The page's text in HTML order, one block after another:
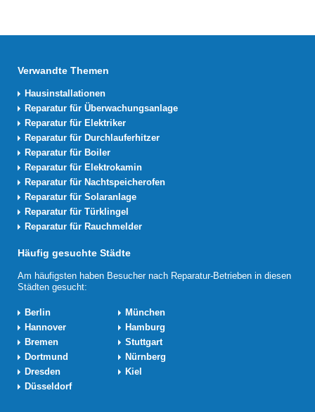
Verwandte Themen
Hausinstallationen
Reparatur für Überwachungsanlage
Reparatur für Elektriker
Reparatur für Durchlauferhitzer
Reparatur für Boiler
Reparatur für Elektrokamin
Reparatur für Nachtspeicherofen
Reparatur für Solaranlage
Reparatur für Türklingel
Reparatur für Rauchmelder
Häufig gesuchte Städte
Am häufigsten haben Besucher nach Reparatur-Betrieben in diesen
Städten gesucht:
Berlin
München
Hannover
Hamburg
Bremen
Stuttgart
Dortmund
Nürnberg
Dresden
Kiel
Düsseldorf